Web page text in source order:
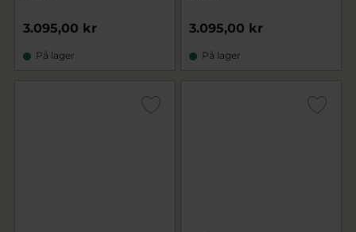
3.095,00 kr
På lager
3.095,00 kr
På lager